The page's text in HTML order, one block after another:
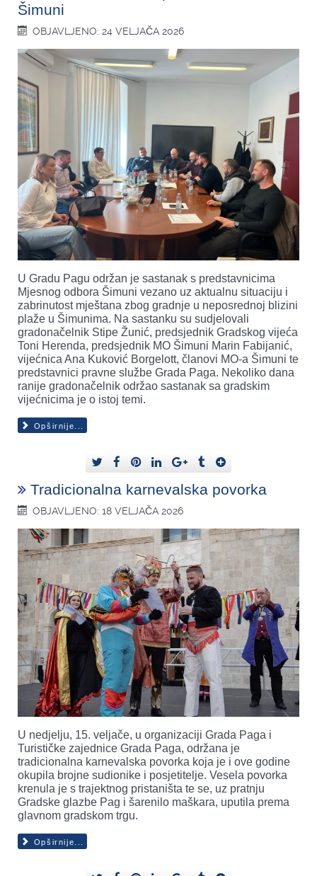
Šimuni
OBJAVLJENO: 24 VELJAČA 2026
U Gradu Pagu održan je sastanak s predstavnicima
Mjesnog odbora Šimuni vezano uz aktualnu situaciju i
zabrinutost mještana zbog gradnje u neposrednoj blizini
plaže u Šimunima. Na sastanku su sudjelovali
gradonačelnik Stipe Žunić, predsjednik Gradskog vijeća
Toni Herenda, predsjednik MO Šimuni Marin Fabijanić,
vijećnica Ana Kuković Borgelott, članovi MO-a Šimuni te
predstavnici pravne službe Grada Paga. Nekoliko dana
ranije gradonačelnik održao sastanak sa gradskim
vijećnicima je o istoj temi.
Opširnije...
Tradicionalna karnevalska povorka
OBJAVLJENO: 18 VELJAČA 2026
U nedjelju, 15. veljače, u organizaciji Grada Paga i
Turističke zajednice Grada Paga, održana je
tradicionalna karnevalska povorka koja je i ove godine
okupila brojne sudionike i posjetitelje. Vesela povorka
krenula je s trajektnog pristaništa te se, uz pratnju
Gradske glazbe Pag i šarenilo maškara, uputila prema
glavnom gradskom trgu.
Opširnije...